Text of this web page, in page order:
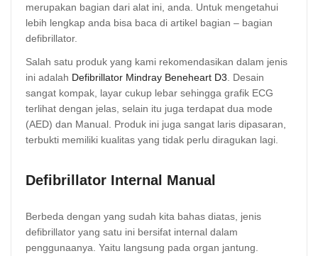
merupakan bagian dari alat ini, anda. Untuk mengetahui
lebih lengkap anda bisa baca di artikel bagian – bagian
defibrillator.
Salah satu produk yang kami rekomendasikan dalam jenis
ini adalah Defibrillator Mindray Beneheart D3 . Desain
sangat kompak, layar cukup lebar sehingga grafik ECG
terlihat dengan jelas, selain itu juga terdapat dua mode
(AED) dan Manual. Produk ini juga sangat laris dipasaran,
terbukti memiliki kualitas yang tidak perlu diragukan lagi.
Defibrillator Internal Manual
Berbeda dengan yang sudah kita bahas diatas, jenis
defibrillator yang satu ini bersifat internal dalam
penggunaanya. Yaitu langsung pada organ jantung.